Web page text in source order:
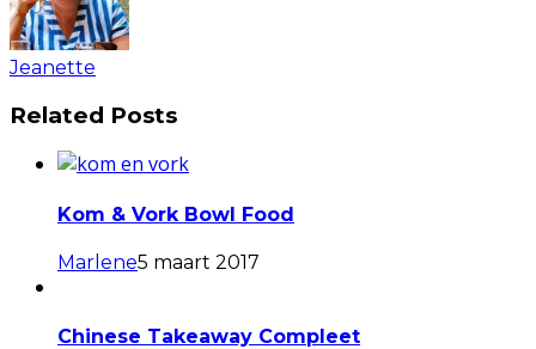
Jeanette
Related Posts
Kom & Vork Bowl Food
Marlene5 maart 2017
Chinese Takeaway Compleet